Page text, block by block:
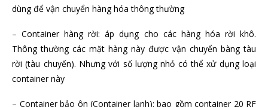
dùng để vận chuyển hàng hóa thông thường
– Container hàng rời: áp dụng cho các hàng hóa rời khô.
Thông thường các mặt hàng này được vận chuyển bàng tàu
rời (tàu chuyến). Nhưng với số lượng nhỏ có thể xử dụng loại
container này
– Container bảo ôn (Container lạnh): bao gồm container 20 RF